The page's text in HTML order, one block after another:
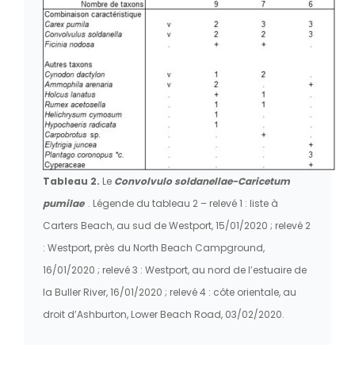
Tableau 2. Le Convolvulo soldanellae-Caricetum
pumilae . Légende du tableau 2 – relevé 1 : liste à
Carters Beach, au sud de Westport, 15/01/2020 ; relevé 2
: Westport, près du North Beach Campground,
16/01/2020 ; relevé 3 : Westport, au nord de l’estuaire de
la Buller River, 16/01/2020 ; relevé 4 : côte orientale, au
droit d’Ashburton, Lower Beach Road, 03/02/2020.